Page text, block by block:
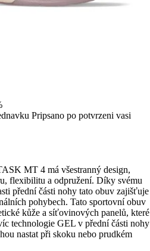
Pripsano po potvrzeni vasi
MT 4 má všestranný design,
flexibilitu a odpružení. Díky svému
přední části nohy tato obuv zajišťuje
pohybech. Tato sportovní obuv
kůže a síťovinových panelů, které
technologie GEL v přední části nohy
nastat při skoku nebo prudkém